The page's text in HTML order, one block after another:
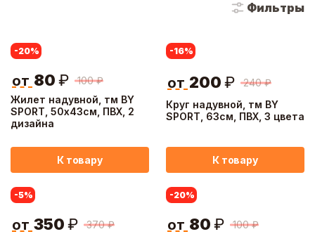
Фильтры
Жилет надувной, тм BY
SPORT, 50х43см, ПВХ, 2
дизайна
-20%
100 ₽
от 80 ₽
К товару
Круг надувной, тм BY
SPORT, 63см, ПВХ, 3 цвета
-16%
240 ₽
от 200 ₽
К товару
-5%
370 ₽
от 350 ₽
-20%
100 ₽
от 80 ₽